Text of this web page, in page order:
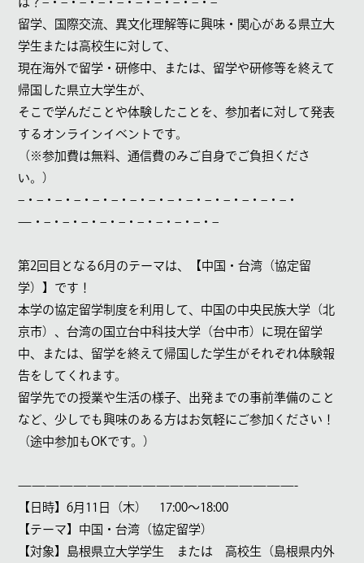
留学、国際交流、異文化理解等に興味・関心がある県立大
学生または高校生に対して、
現在海外で留学・研修中、または、留学や研修等を終えて
帰国した県立大学生が、
そこで学んだことや体験したことを、参加者に対して発表
するオンラインイベントです。
（※参加費は無料、通信費のみご自身でご負担くださ
い。）
– ・– ・– ・– ・– ・– ・– ・– ・– ・– ・– ・– ・– ・– ・– ・
— ・– ・– ・– ・– ・– ・– ・– ・– ・– ・–
第2 回目となる6月のテーマは、【中国・台湾（協定留
学）】です！
本学の協定留学制度を利用して、中国の中央民族大学（北
京市）、台湾の国立台中科技大学（台中市）に現在留学
中、または、留学を終えて帰国した学生がそれぞれ体験報
告をしてくれます。
留学先での授業や生活の様子、出発までの事前準備のこと
など、少しでも興味のある方はお気軽にご参加ください！
（途中参加もOKです。）
————————————————————-
【日時】6月 11 日（木） 17:00～18:00
【テーマ】中国・台湾（協定留学）
【対象】島根県立大学学生 または 高校生（島根県内外